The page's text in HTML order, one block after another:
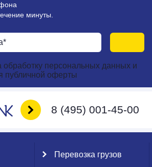
минуты.
обработку персональных данных и
публичной оферты
8 (495) 001-45-00
Перевозка грузов